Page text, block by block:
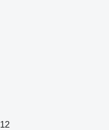
12